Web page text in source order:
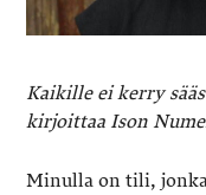
Kaikille ei kerry
kirjoittaa Ison
Minulla on tili,